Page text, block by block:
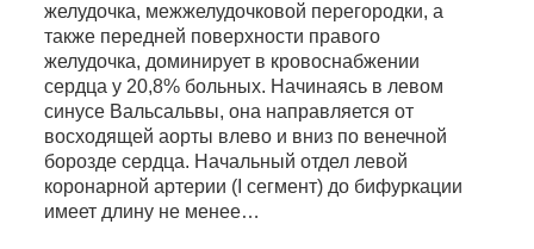
желудочка, межжелудочковой перегородки, а
также передней поверхности правого
желудочка, доминирует в кровоснабжении
сердца у 20,8% больных. Начинаясь в левом
синусе Вальсальвы, она направляется от
восходящей аорты влево и вниз по венечной
борозде сердца. Начальный отдел левой
коронарной артерии (I сегмент) до бифуркации
имеет длину не менее…